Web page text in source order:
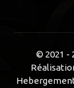
© 2021 -